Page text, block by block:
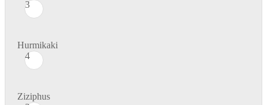
3
Hurmikaki
4
Ziziphus